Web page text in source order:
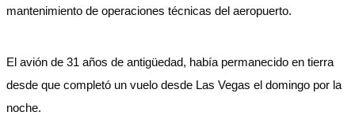
mantenimiento de operaciones técnicas del aeropuerto.
El avión de 31 años de antigüedad, había permanecido en tierra
desde que completó un vuelo desde Las Vegas el domingo por la
noche.